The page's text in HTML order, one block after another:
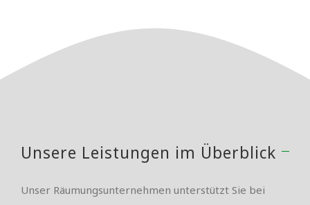
Unsere Leistungen im Überblick
Unser Räumungsunternehmen unterstützt Sie bei